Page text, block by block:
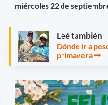
miércoles 22 de
Leé también
Dónde ir a
primavera